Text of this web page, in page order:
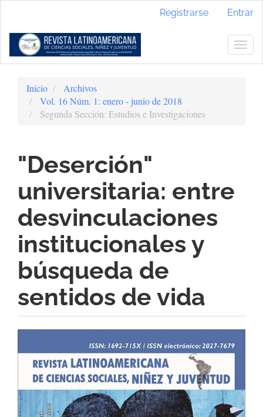
Contenido
principal
Barra
Registrarse Entrar
Inicio
Archivos
Vol. 16 Núm. 1: enero - junio de 2018
Segunda Sección: Estudios e Investigaciones
"Deserción"
universitaria: entre
desvinculaciones
institucionales y
búsqueda de
sentidos de vida
lateral
del
artículo